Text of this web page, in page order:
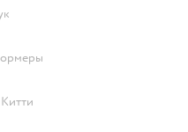
Китти